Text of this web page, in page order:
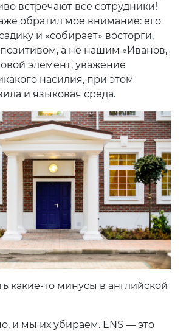
встречают все сотрудники!
обратил мое внимание: его
и «собирает» восторги,
а не нашим «Иванов,
элемент, уважение
насилия, при этом
и языковая среда.
какие-то минусы в английской
и мы их убираем. ENS — это